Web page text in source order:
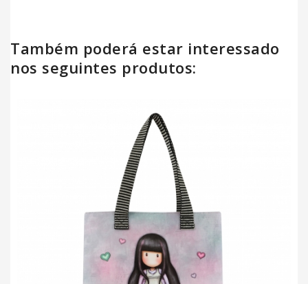
Também poderá estar interessado
nos seguintes produtos: